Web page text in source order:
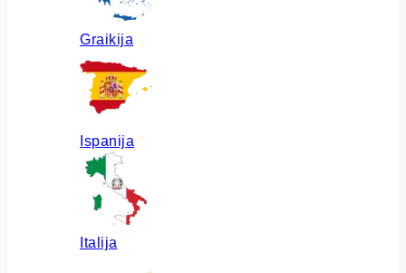
Graikija
Ispanija
Italija